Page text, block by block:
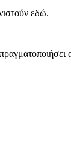
εδώ.